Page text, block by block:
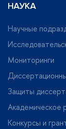
НАУКА
Научные
Мониторинги
Защиты
Академическое
Конкурсы и